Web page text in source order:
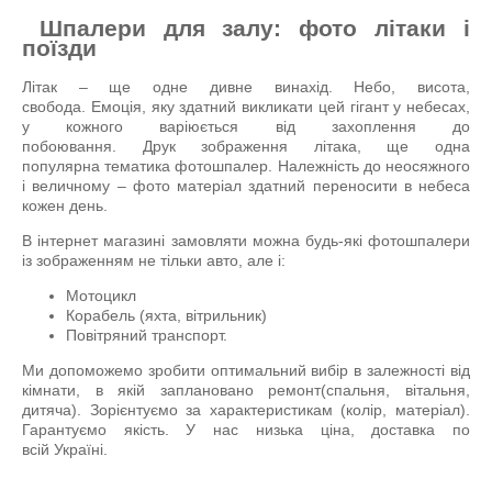
Шпалери для залу: фото літаки і
поїзди
Літак – ще одне дивне винахід. Небо, висота,
свобода. Емоція, яку здатний викликати цей гігант у небесах,
у кожного варіюється від захоплення до
побоювання. Друк зображення літака, ще одна
популярна тематика фотошпалер. Належність до неосяжного
і величному – фото матеріал здатний переносити в небеса
кожен день.
В інтернет магазині замовляти можна будь-які фотошпалери
із зображенням не тільки авто, але і:
Мотоцикл
Корабель (яхта, вітрильник)
Повітряний транспорт.
Ми допоможемо зробити оптимальний вибір в залежності від
кімнати, в якій заплановано ремонт(спальня, вітальня,
дитяча). Зорієнтуємо за характеристикам (колір, матеріал).
Гарантуємо якість. У нас низька ціна, доставка по
всій Україні.